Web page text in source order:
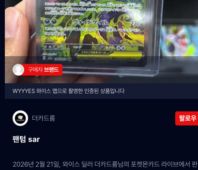
구매자 브랜드
WYYYES 와이스 앱으로 촬영한 인증된 상품입니다
더카드룸 팔로우
팬텀 sar
2026년 2월 21일, 와이스 딜러 더카드룸님의 포켓몬카드 라이브에서 판